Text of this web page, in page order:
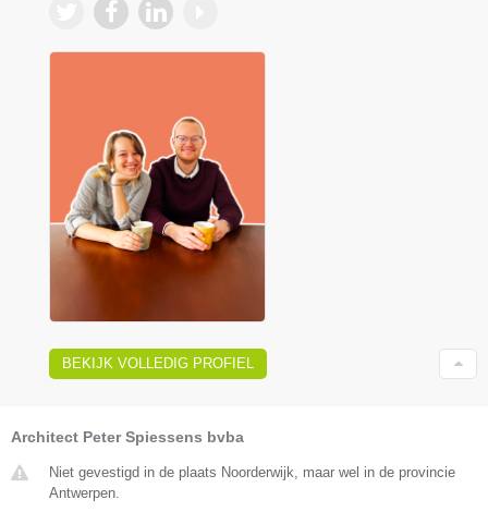
BEKIJK VOLLEDIG PROFIEL
Architect Peter Spiessens bvba
Niet gevestigd in de plaats Noorderwijk, maar wel in de provincie
Antwerpen.